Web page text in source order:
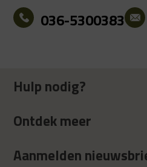
036-5300383
Hulp nodig?
Ontdek meer
Aanmelden